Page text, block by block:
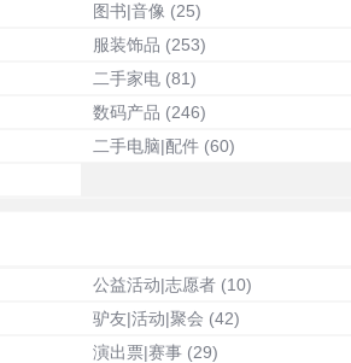
图书|音像 (25)
服装饰品 (253)
二手家电 (81)
数码产品 (246)
二手电脑|配件 (60)
公益活动|志愿者 (10)
驴友|活动|聚会 (42)
演出票|赛事 (29)